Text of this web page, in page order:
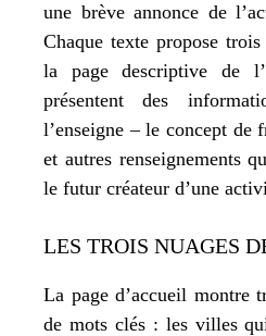
une brève annonce de
Chaque texte propose
la page descriptive de
présentent des
l’enseigne – le concept de
et autres renseignements
le futur créateur d’une
LES TROIS NUAGES
La page d’accueil montre
de mots clés : les villes